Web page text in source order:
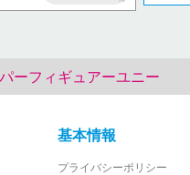
ーフィギュアーユニー
基本情報
プライバシーポリシー